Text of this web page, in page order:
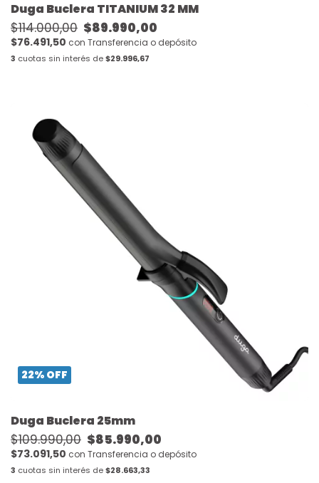
Duga Buclera TITANIUM 32 MM
$114.000,00 $89.990,00
$76.491,50 con Transferencia o depósito
3 cuotas sin interés de$29.996,67
22% OFF
Duga Buclera 25mm
$109.990,00 $85.990,00
$73.091,50 con Transferencia o depósito
3 cuotas sin interés de$28.663,33